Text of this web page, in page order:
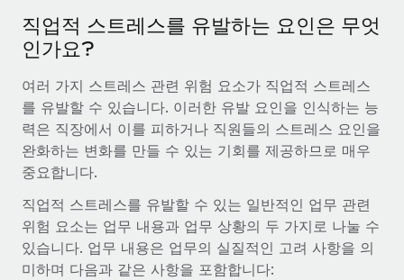
글로벌 인재 이동 및 전근
직원 해외 이전을 간편하게 처리
복리후생
손쉬운 직원 복리후생 관리
트너십을 맺은 Reverse Tech
Reverse Tech 한눈에 보기 건강 및 웰니스 스타트업인 Reverse
Tech는 Remote와 파트너십을 맺고 글로벌 계약직 인력 및 미국
급여 관리를 통해 국제 노동법...
자세히 알아보기
블로그 둘러보기
블로그
Remote 제품 관련 소식: Gusto 및 Xero와의 통합과
Remote Contractor Management Plus
장 적합 사람을 찾아 채용 및 관리하고 급여를 지급하도록 돕는 것
입니다. 이를 위해 최근 몇 주 동안 새로운...
자세히 알아보기
직업적 스트레스를 유발하는 요인은 무엇
인가요?
여러 가지 스트레스 관련 위험 요소가 직업적 스트레스
를 유발할 수 있습니다. 이러한 유발 요인을 인식하는 능
력은 직장에서 이를 피하거나 직원들의 스트레스 요인을
완화하는 변화를 만들 수 있는 기회를 제공하므로 매우
중요합니다.
직업적 스트레스를 유발할 수 있는 일반적인 업무 관련
위험 요소는 업무 내용과 업무 상황의 두 가지로 나눌 수
있습니다. 업무 내용은 업무의 실질적인 고려 사항을 의
미하며 다음과 같은 사항을 포함합니다: